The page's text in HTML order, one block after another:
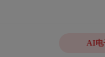
AI电